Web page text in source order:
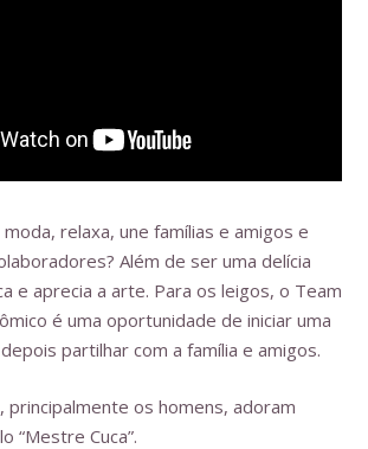
relaxa, une famílias e amigos e
Além de ser uma delícia
e aprecia a arte. Para os leigos, o Team
é uma oportunidade de iniciar uma
partilhar com a família e amigos.
principalmente os homens, adoram
“Mestre Cuca”.